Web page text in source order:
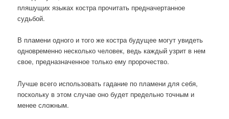
пляшущих языках костра прочитать предначертанное
судьбой.
В пламени одного и того же костра будущее могут увидеть
одновременно несколько человек, ведь каждый узрит в нем
свое, предназначенное только ему пророчество.
Лучше всего использовать гадание по пламени для себя,
поскольку в этом случае оно будет предельно точным и
менее сложным.